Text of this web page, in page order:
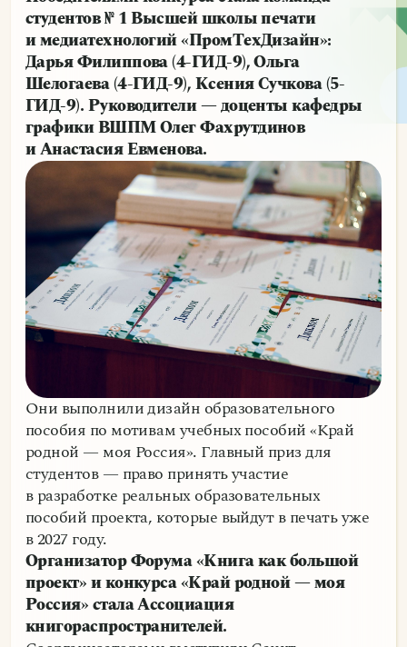
студентов № 1 Высшей школы печати
и медиатехнологий «ПромТехДизайн»:
Дарья Филиппова (4-ГИД-9), Ольга
Шелогаева (4-ГИД-9), Ксения Сучкова (5-
ГИД-9). Руководители — доценты кафедры
графики ВШПМ Олег Фахрутдинов
и Анастасия Евменова.
Они выполнили дизайн образовательного
пособия по мотивам учебных пособий «Край
родной — моя Россия». Главный приз для
студентов — право принять участие
в разработке реальных образовательных
пособий проекта, которые выйдут в печать уже
в 2027 году.
Организатор Форума «Книга как большой
проект» и конкурса «Край родной — моя
Россия» стала Ассоциация
книгораспространителей.